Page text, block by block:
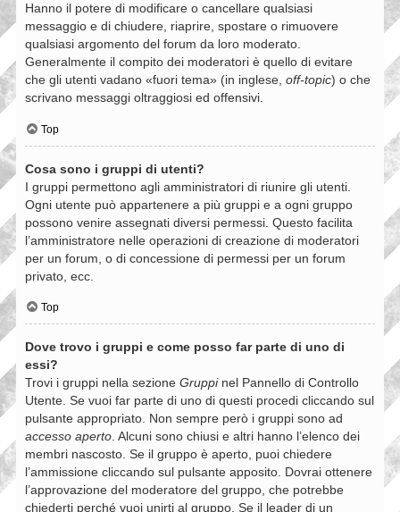
Hanno il potere di modificare o cancellare qualsiasi
messaggio e di chiudere, riaprire, spostare o rimuovere
qualsiasi argomento del forum da loro moderato.
Generalmente il compito dei moderatori è quello di evitare
che gli utenti vadano «fuori tema» (in inglese, off-topic) o che
scrivano messaggi oltraggiosi ed offensivi.
Top
Cosa sono i gruppi di utenti?
I gruppi permettono agli amministratori di riunire gli utenti.
Ogni utente può appartenere a più gruppi e a ogni gruppo
possono venire assegnati diversi permessi. Questo facilita
l’amministratore nelle operazioni di creazione di moderatori
per un forum, o di concessione di permessi per un forum
privato, ecc.
Top
Dove trovo i gruppi e come posso far parte di uno di
essi?
Trovi i gruppi nella sezione Gruppinel Pannello di Controllo
Utente. Se vuoi far parte di uno di questi procedi cliccando sul
pulsante appropriato. Non sempre però i gruppi sono ad
accesso aperto. Alcuni sono chiusi e altri hanno l’elenco dei
membri nascosto. Se il gruppo è aperto, puoi chiedere
l’ammissione cliccando sul pulsante apposito. Dovrai ottenere
l’approvazione del moderatore del gruppo, che potrebbe
chiederti perché vuoi unirti al gruppo. Se il leader di un